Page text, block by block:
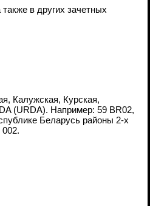
в других зачетных
Калужская, Курская,
(URDA). Например: 59 BR02,
Беларусь районы 2-х